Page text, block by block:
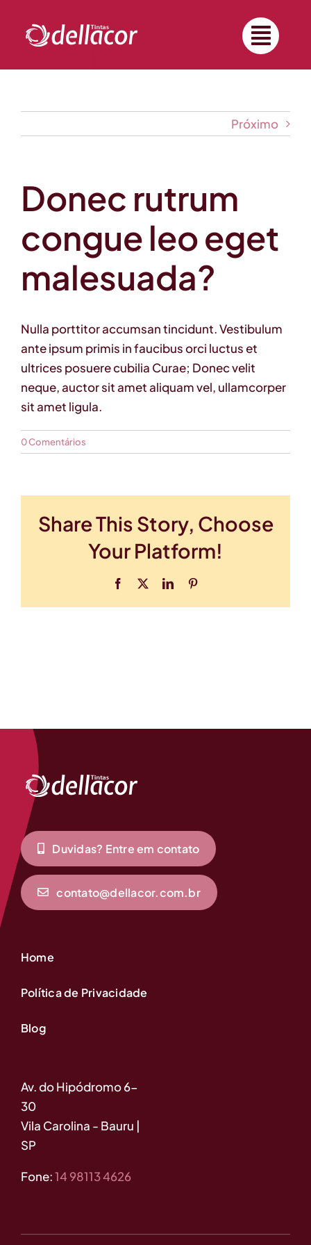
conteúdo
Próximo
Donec rutrum
congue leo eget
malesuada?
Nulla porttitor accumsan tincidunt. Vestibulum
ante ipsum primis in faucibus orci luctus et
ultrices posuere cubilia Curae; Donec velit
neque, auctor sit amet aliquam vel, ullamcorper
sit amet ligula.
0 Comentários
Share This Story, Choose
Your Platform!
Facebook LinkedIn
Duvidas? Entre em contato
contato@dellacor.com.br
Home
Política de Privacidade
Blog
Av. do Hipódromo 6-
30
Vila Carolina - Bauru |
SP
Fone:14 98113 4626